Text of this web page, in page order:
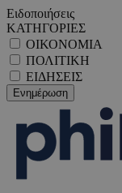
Ειδοποιήσεις
ΚΑΤΗΓΟΡΙΕΣ
ΟΙΚΟΝΟΜΙΑ
ΠΟΛΙΤΙΚΗ
ΕΙΔΗΣΕΙΣ